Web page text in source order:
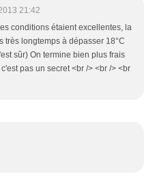
21:42
conditions étaient excellentes, la
très longtemps à dépasser 18°C
sûr) On termine bien plus frais
pas un secret <br /> <br /> <br